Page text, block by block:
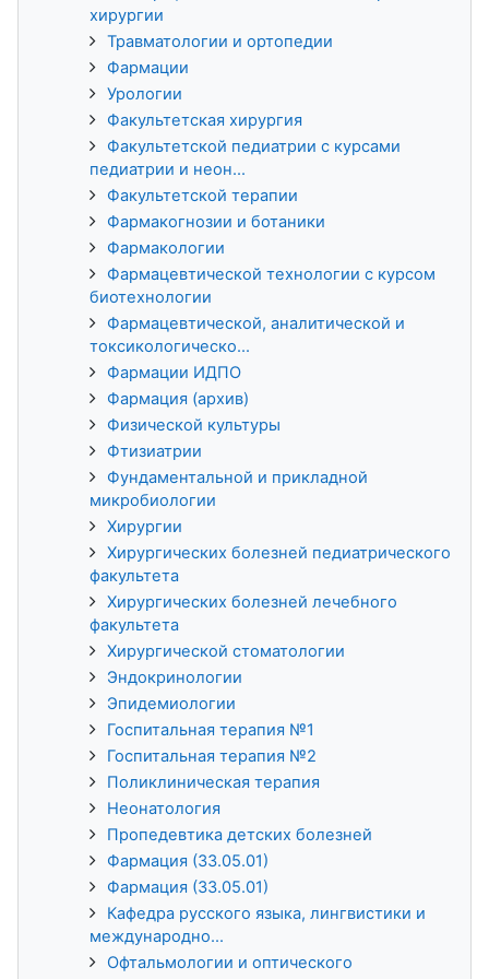
хирургии
Травматологии и ортопедии
Фармации
Урологии
Факультетская хирургия
Факультетской педиатрии с курсами
педиатрии и неон...
Факультетской терапии
Фармакогнозии и ботаники
Фармакологии
Фармацевтической технологии с курсом
биотехнологии
Фармацевтической, аналитической и
токсикологическо...
Фармации ИДПО
Фармация (архив)
Физической культуры
Фтизиатрии
Фундаментальной и прикладной
микробиологии
Хирургии
Хирургических болезней педиатрического
факультета
Хирургических болезней лечебного
факультета
Хирургической стоматологии
Эндокринологии
Эпидемиологии
Госпитальная терапия №1
Госпитальная терапия №2
Поликлиническая терапия
Неонатология
Пропедевтика детских болезней
Фармация (33.05.01)
Фармация (33.05.01)
Кафедра русского языка, лингвистики и
международно...
Офтальмологии и оптического